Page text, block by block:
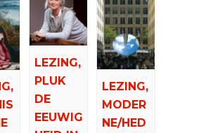
LEZING,
PLUK
DE
EEUWIG
LEZING,
MODER
NE/HED